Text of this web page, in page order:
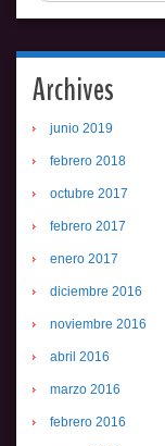
Archives
junio 2019
febrero 2018
octubre 2017
febrero 2017
enero 2017
diciembre 2016
noviembre 2016
abril 2016
marzo 2016
febrero 2016